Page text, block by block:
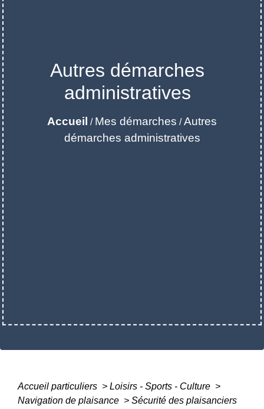
Autres démarches
administratives
Accueil / Mes démarches /Autres
démarches administratives
Accueil particuliers > Loisirs - Sports - Culture >
Navigation de plaisance > Sécurité des plaisanciers